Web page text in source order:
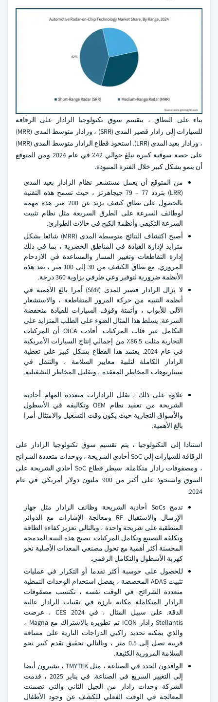
بناء على النطاق ، ينقسم سوق تكنولوجيا الرادار على الرقاقة
للسيارات إلى رادار قصير المدى (SRR) ، ورادار متوسط المدى (MRR)
، ورادار بعيد المدى (LRR). استحوذ قطاع الرادار متوسط المدى (MRR)
على حصة سوقية كبيرة تبلغ حوالي 42٪ في عام 2024 ومن المتوقع
أن ينمو بشكل كبير خلال الفترة المنبوذة.
من المتوقع أن يعمل مستشعر نظام الرادار بعيد المدى
(LRR) بتردد 77 – 79 جيجاهرتز ، حيث تسمح هذه التقنية
بالحصول على نطاق كشف يزيد عن 200 متر. هذه مهمة
لوظائف السرعة على الطرق السريعة مثل نظام تثبيت
السرعة التكيفي وأنظمة الكبح في حالات الطوارئ.
أصبح اكتشاف النتائج متوسطة المدى (MRR) شائعا بشكل
متزايد لإدارة القيادة في المناطق الحضرية ، بما في ذلك
إدارة التقاطعات وتغيير المسار والمساعدة في الازدحام
المروري. مع نطاق الكشف من 30 إلى 100 متر ، تعد هذه
الأنظمة ضرورية لتوفير وعي ظرفي بزاوية 360 درجة.
لا يزال الرادار قصير المدى (SRR) أمرا بالغ الأهمية في
أنظمة التنبيه من حركة المرور المتقاطعة ، والاستشعار
الآلي للأبواب ، وأتمتة وقوف السيارات للقيادة منخفضة
السرعة. يسلط هذا المثال الضوء على الطلب المتزايد على
التكامل عبر فئات المركبات. أفادت OICA أن المركبات
التجارية مثلت 86.5٪ من إجمالي إنتاج السيارات الأمريكية
في عام 2024. يعتمد هذا القطاع بشكل كبير على تغطية
الرادار الكاملة لتلبية معايير السلامة ، والتنقل في
سيناريوهات المخاطر المعقدة ، وتقليل المخاطر التشغيلية.
علاوة على ذلك ، تقلل الرادارات متعددة المهام أحادية
الشريحة من تعقيد نظام OEM وتكاليفه في الأسطول
والأسواق التجارية حيث يكون وقت التشغيل والامتثال أمرا
بالغ الأهمية.
استنادا إلى التكنولوجيا ، يتم تقسيم سوق تكنولوجيا الرادار على
الرقاقة للسيارات إلى SoC أحادي الشريحة ، ووحدات متعددة الشرائح
، ومصفوفات رادار متكاملة. سيطر قطاع SoC أحادي الشريحة على
السوق واستحوذ على أكثر من 900 مليون دولار أمريكي في عام
2024.
تدمج SoCs أحادية الشريحة وظائف الرادار مثل جهاز
الإرسال والاستقبال RF ومعالجة الإشارات مع الدوائر
المنطقية على شريحة واحدة ، وبالتالي تعزيز كفاءة الطاقة
وتكلفة التصنيع وتكامل المركبات. تصبح هذه البنية المدمجة
المحسنة أكثر أهمية مع تحول مصنعي المعدات الأصلية نحو
كهربة الأسطول والتكامل الرقمي.
للحصول على حوسبة أكثر تقدما أو التكرار في عمليات
تثبيت ADAS المخصصة ، يفضل استخدام الوحدات النمطية
متعددة الشرائح. في الوقت نفسه ، تكتسب مصفوفات
الرادار المتكاملة مكانة بارزة في تقنيات الرادار عالية
الدقة. على سبيل المثال ، في CES 2024 ، عرضت
Stellantis رادار ICON تم تطويره بالاشتراك مع Magna ،
والذي يمكنه تحديد راكبي الدراجات النارية على مسافة
قريبة تصل إلى 0.5 متر ، وبالتالي تحقيق تقدم كبير نحو
السلامة المرورية الكثيفة.
الوافدون الجدد في الصناعة ، مثل TMYTEK ، يشيرون أيضا
إلى التغيير السريع في الصناعة. في يناير 2025 ، قدمت
الشركة وحدات رادار من الجيل الثاني والتي تضمنت
المعالجة في الوقت الفعلي للكشف عن وجود الأطفال